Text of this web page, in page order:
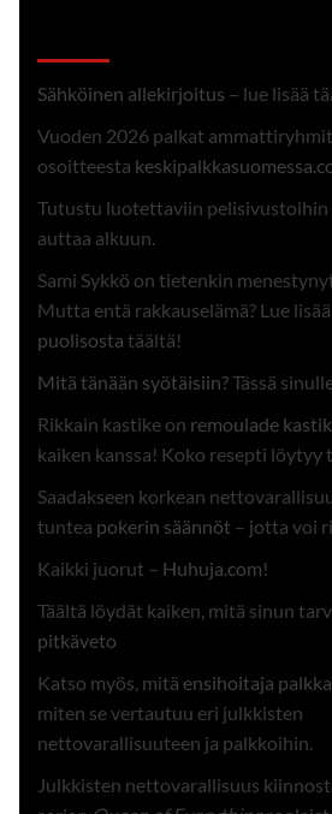
Sähköinen allekirjoitus – lue lisää
Vuoden 2026 palkat
osoitteesta
Tutustu luotettaviin pelisivustoihin
auttaa alkuun.
Sami Sykkö on tietenkin
Mutta entä rakkauselämä? Lue lisää
puolisosta täältä!
Mitä tänään syötäisiin?Tässä
Rikkain kastike on remoulade
kaiken kanssa! Koko resepti löytyy
Saadakseen korkean
tuntea pokerin säännöt– jotta voi
Kaikki juorut – Huhuja.com!
Täältä löydät kaiken, mitä sinun
pitkäveto
Katso myös, mitä ensihoitaja palkka
miten se vertautuu eri julkkisten
nettovarallisuuteen ja palkkoihin.
Julkkisten nettovarallisuus